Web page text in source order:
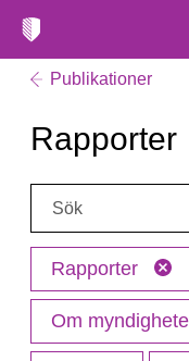
Publikationer
Rapporter
Sök:
Rapporter
Om